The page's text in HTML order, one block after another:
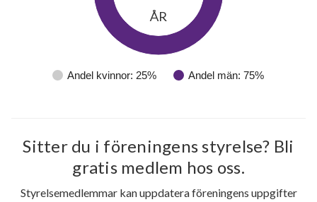
Andel kvinnor: 25% Andel män: 75%
ÅR
Sitter du i föreningens styrelse? Bli
gratis medlem hos oss.
Styrelsemedlemmar kan uppdatera föreningens uppgifter